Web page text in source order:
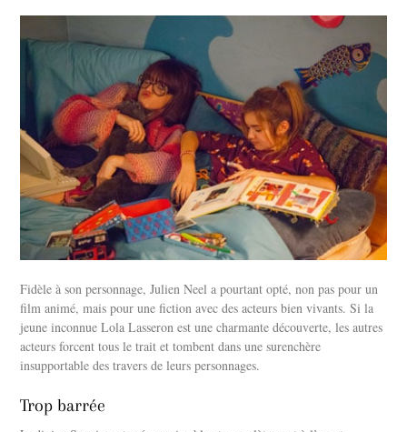
Fidèle à son personnage, Julien Neel a pourtant opté, non pas pour un
film animé, mais pour une fiction avec des acteurs bien vivants. Si la
jeune inconnue Lola Lasseron est une charmante découverte, les autres
acteurs forcent tous le trait et tombent dans une surenchère
insupportable des travers de leurs personnages.
Trop barrée